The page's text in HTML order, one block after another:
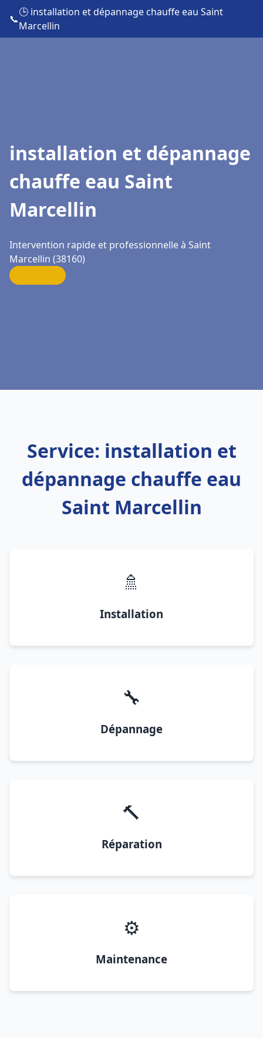
📞
🕒 installation et dépannage chauffe eau Saint
Marcellin
installation et dépannage
chauffe eau Saint
Marcellin
Intervention rapide et professionnelle à Saint
Marcellin (38160)
Service: installation et
dépannage chauffe eau
Saint Marcellin
🚿
Installation
🔧
Dépannage
🔨
Réparation
⚙️
Maintenance